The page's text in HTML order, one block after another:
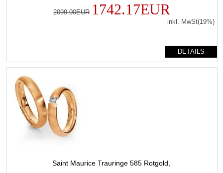
2099.00EUR 1742.17EUR
inkl. MwSt(19%)
DETAILS
Saint Maurice Trauringe 585 Rotgold,